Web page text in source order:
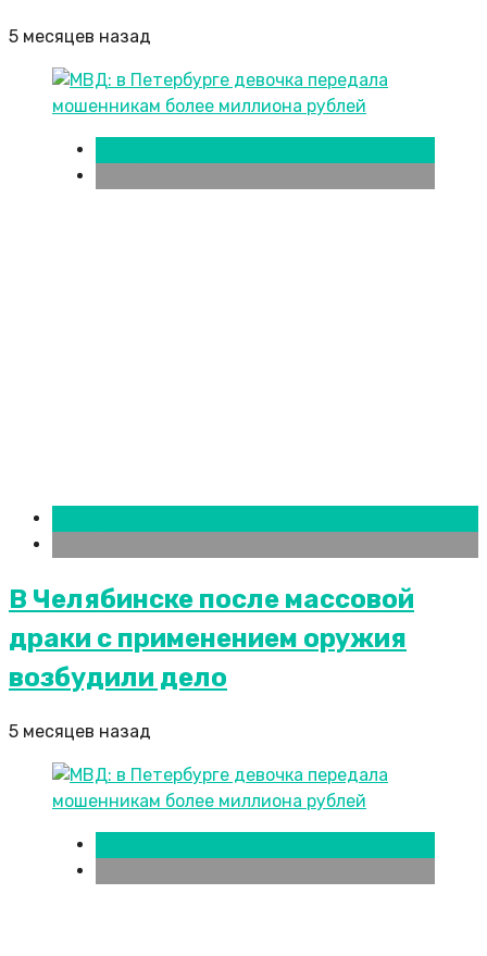
5 месяцев назад
В Челябинске после массовой
драки с применением оружия
возбудили дело
5 месяцев назад